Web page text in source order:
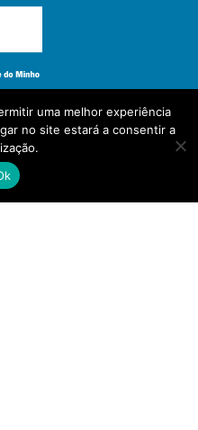
uma melhor experiência
no site estará a consentir a